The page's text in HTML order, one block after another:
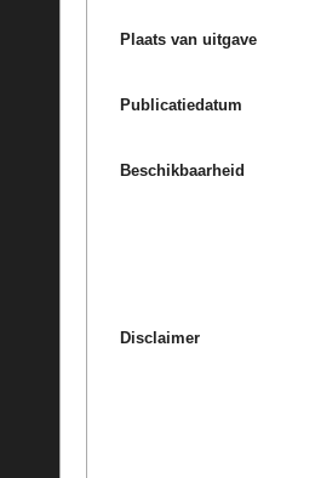
Plaats van uitgave
Publicatiedatum
Beschikbaarheid
Disclaimer